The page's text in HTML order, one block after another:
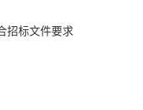
招标文件要求